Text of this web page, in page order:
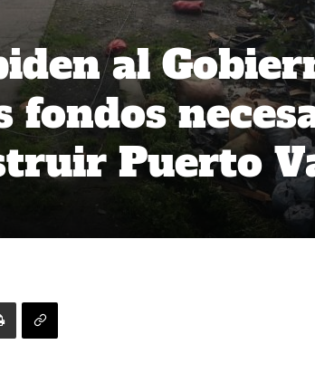
al
fondos
Puerto